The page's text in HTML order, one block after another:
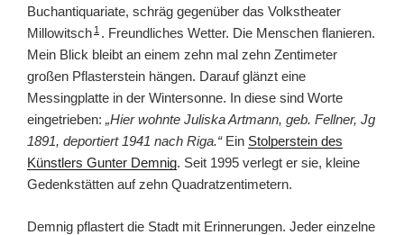
Buchantiquariate, schräg gegenüber das Volkstheater
Millowitsch 1 . Freundliches Wetter. Die Menschen flanieren.
Mein Blick bleibt an einem zehn mal zehn Zentimeter
großen Pflasterstein hängen. Darauf glänzt eine
Messingplatte in der Wintersonne. In diese sind Worte
eingetrieben: „Hier wohnte Juliska Artmann, geb. Fellner, Jg
1891, deportiert 1941 nach Riga.“Ein Stolperstein des
Künstlers Gunter Demnig. Seit 1995 verlegt er sie, kleine
Gedenkstätten auf zehn Quadratzentimetern.
Demnig pflastert die Stadt mit Erinnerungen. Jeder einzelne